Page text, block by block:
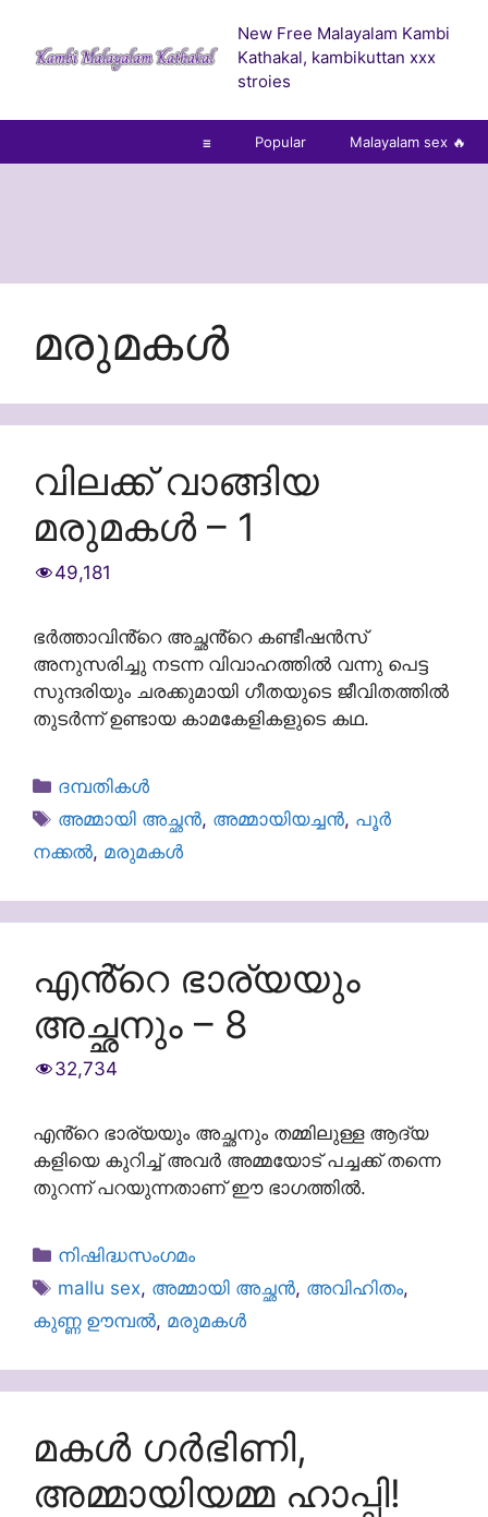
content
New Free Malayalam Kambi
Kathakal, kambikuttan xxx
stroies
☰ Popular Malayalam sex 🔥
മരുമകൾ
വിലക്ക് വാങ്ങിയ
മരുമകൾ – 1
49,181
ഭർത്താവിൻ്റെ അച്ഛൻ്റെ കണ്ടീഷൻസ്
അനുസരിച്ചു നടന്ന വിവാഹത്തിൽ വന്നു പെട്ട
സുന്ദരിയും ചരക്കുമായി ഗീതയുടെ ജീവിതത്തിൽ
തുടർന്ന് ഉണ്ടായ കാമകേളികളുടെ കഥ.
Categories
ദമ്പതികള്‍
Tags
അമ്മായി അച്ഛൻ, അമ്മായിയച്ചൻ, പൂർ
നക്കൽ, മരുമകൾ
എൻ്റെ ഭാര്യയും
അച്ഛനും – 8
32,734
എൻ്റെ ഭാര്യയും അച്ഛനും തമ്മിലുള്ള ആദ്യ
കളിയെ കുറിച്ച് അവർ അമ്മയോട് പച്ചക്ക് തന്നെ
തുറന്ന് പറയുന്നതാണ് ഈ ഭാഗത്തിൽ.
Categories
നിഷിദ്ധസംഗമം
Tags
mallu sex, അമ്മായി അച്ഛൻ, അവിഹിതം,
കുണ്ണ ഊമ്പൽ, മരുമകൾ
മകൾ ഗർഭിണി,
അമ്മായിയമ്മ ഹാപ്പി!